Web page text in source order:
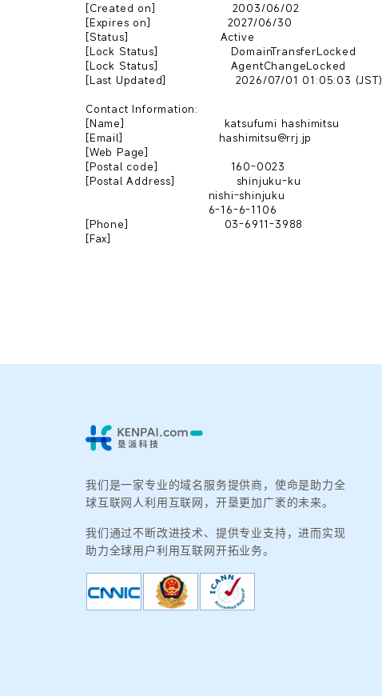
[Created on]                    2003/06/02
[Expires on]                    2027/06/30
[Status]                        Active
[Lock Status]                   DomainTransferLocked
[Lock Status]                   AgentChangeLocked
[Last Updated]                  2026/07/01 01:05:03 (JST)
Contact Information:
[Name]                          katsufumi hashimitsu
[Email]                         hashimitsu@rrj.jp
[Web Page]
[Postal code]                   160-0023
[Postal Address]                shinjuku-ku
[Phone]                         03-6911-3988
[Fax]
我们是一家专业的域名服务提供商，使命是助力全
球互联网人利用互联网，开垦更加广袤的未来。
我们通过不断改进技术、提供专业支持，进而实现
助力全球用户利用互联网开拓业务。